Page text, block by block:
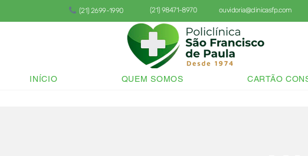
(21) 2699-1990 (21) 98471-8970 ouvidoria@clinicasfp.com
INÍCIO QUEM SOMOS CARTÃO